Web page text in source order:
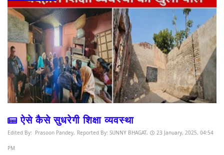
ऐसे कैसे सुधरेगी शिक्षा व्यवस्था
Edited By: Prasoon Pandey, Reported By: SUNNY BHAGAT, 23 January, 2025, 04:54
PM